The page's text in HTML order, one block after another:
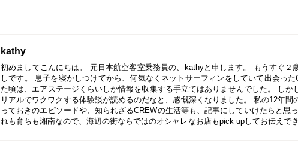
kathy
初めましてこんにちは。 元日本航空客室乗務員の、kathyと申します。 もうすぐ２
しです。 息子を寝かしつけてから、何気なくネットサーフィンをしていて出会った
た頃は、エアステージくらいしか情報を収集する手立てはありませんでした。 しか
リアルでワクワクする体験談が読めるのだなと、感慨深くなりました。 私の12年間
っておきのエピソードや、知られざるCREWの生活等も、記事にしていけたらと思
れも育ちも湘南なので、海辺の街ならではのオシャレなお店もpick upしてお伝えで